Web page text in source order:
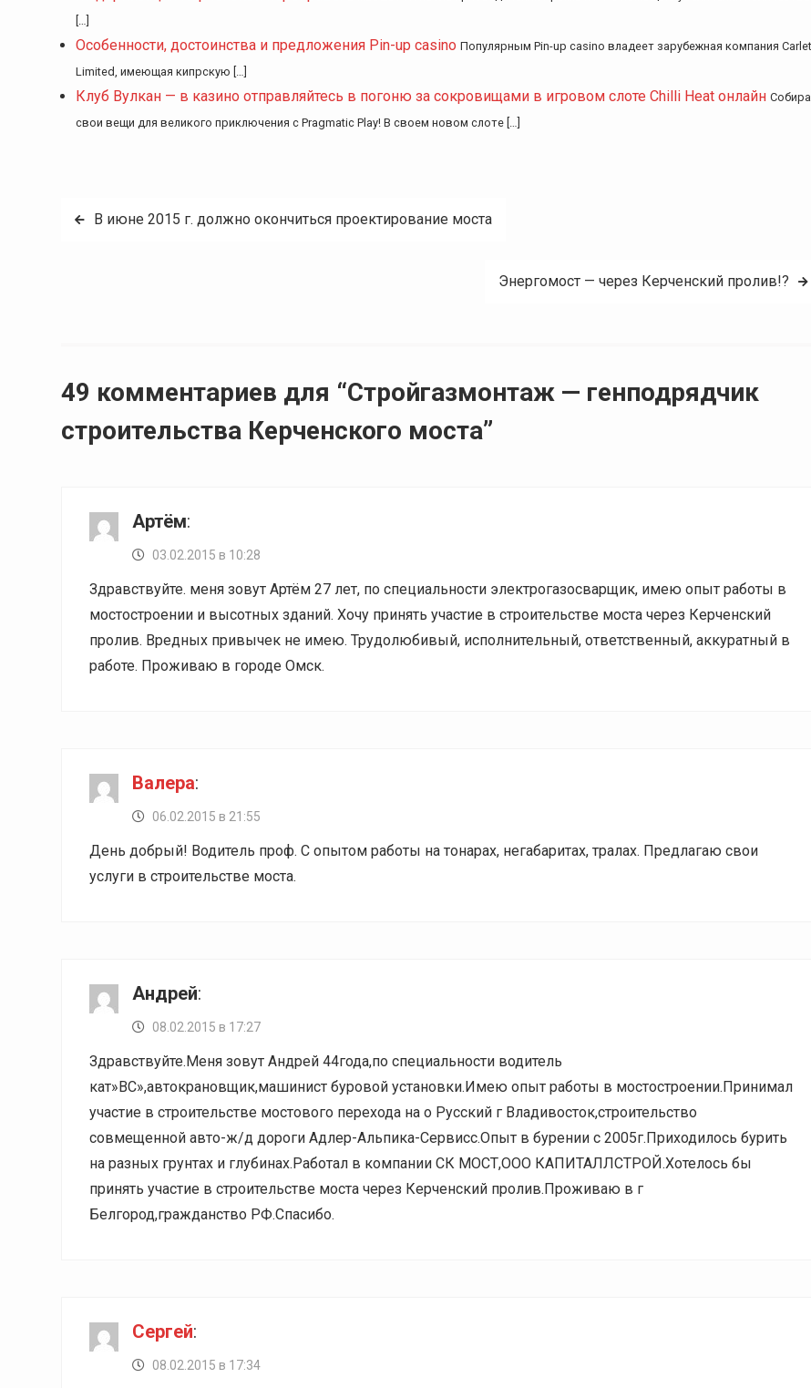
[…]
Особенности, достоинства и предложения Pin-up casino Популярным Pin-up casino владеет зарубежная компания
Limited, имеющая кипрскую […]
Клуб Вулкан — в казино отправляйтесь в погоню за сокровищами в игровом слоте Chilli Heat онлайн
свои вещи для великого приключения с Pragmatic Play! В своем новом слоте […]
Навигация
В июне 2015 г. должно окончиться проектирование моста
Энергомост — через Керченский пролив!?
49 комментариев для “Стройгазмонтаж — генподрядчик
строительства Керченского моста”
Артём:
03.02.2015 в 10:28
Здравствуйте. меня зовут Артём 27 лет, по специальности электрогазосварщик, имею опыт работы в
мостостроении и высотных зданий. Хочу принять участие в строительстве моста через Керченский
пролив. Вредных привычек не имею. Трудолюбивый, исполнительный, ответственный, аккуратный в
работе. Проживаю в городе Омск.
Валера:
06.02.2015 в 21:55
День добрый! Водитель проф. С опытом работы на тонарах, негабаритах, тралах. Предлагаю свои
услуги в строительстве моста.
Андрей:
08.02.2015 в 17:27
Здравствуйте.Меня зовут Андрей 44года,по специальности водитель
кат»BC»,автокрановщик,машинист буровой установки.Имею опыт работы в мостостроении.Принимал
участие в строительстве мостового перехода на о Русский г Владивосток,строительство
совмещенной авто-ж/д дороги Адлер-Альпика-Сервисс.Опыт в бурении с 2005г.Приходилось бурить
на разных грунтах и глубинах.Работал в компании СК МОСТ,ООО КАПИТАЛЛСТРОЙ.Хотелось бы
принять участие в строительстве моста через Керченский пролив.Проживаю в г
Белгород,гражданство РФ.Спасибо.
Сергей:
08.02.2015 в 17:34